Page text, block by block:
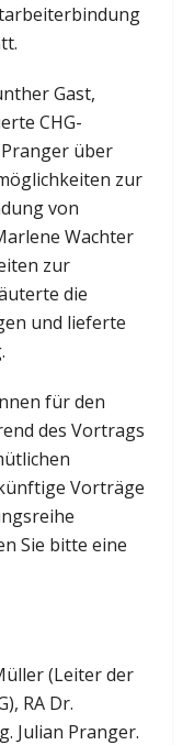
Gast,
CHG-
über
zur
von
Wachter
zur
die
und lieferte
für den
des Vortrags
Vorträge
Sie bitte eine
(Leiter der
RA Dr.
Julian Pranger.